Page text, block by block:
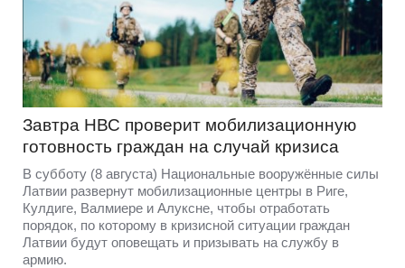
Завтра НВС проверит мобилизационную
готовность граждан на случай кризиса
В субботу (8 августа) Национальные вооружённые силы
Латвии развернут мобилизационные центры в Риге,
Кулдиге, Валмиере и Алуксне, чтобы отработать
порядок, по которому в кризисной ситуации граждан
Латвии будут оповещать и призывать на службу в
армию.